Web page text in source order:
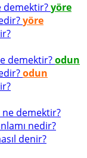
demektir?yöre
yöre
demektir?odun
odun
demektir?
nedir?
denir?